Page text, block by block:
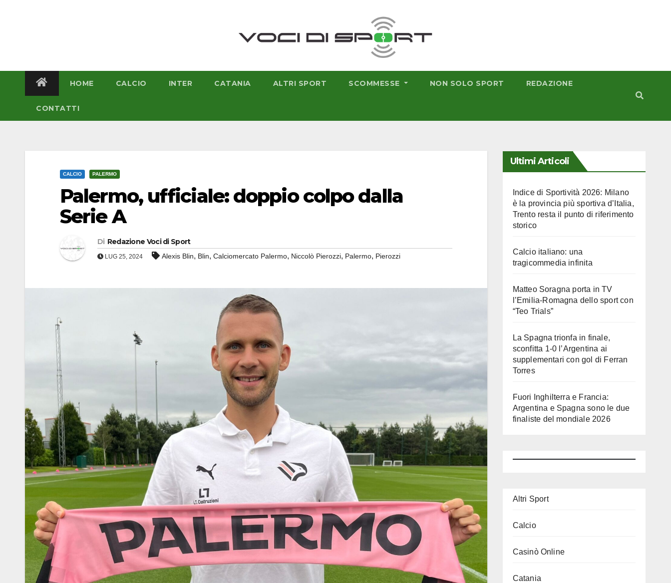
HOME CALCIO INTER CATANIA ALTRI SPORT SCOMMESSE NON SOLO SPORT REDAZIONE
CONTATTI
CALCIO PALERMO
Palermo, ufficiale: doppio colpo dalla
Serie A
Di Redazione Voci di Sport
LUG 25, 2024 Alexis Blin, Blin, Calciomercato Palermo, Niccolò Pierozzi, Palermo, Pierozzi
Ultimi Articoli
Indice di Sportività 2026: Milano
è la provincia più sportiva d’Italia,
Trento resta il punto di riferimento
storico
Calcio italiano: una
tragicommedia infinita
Matteo Soragna porta in TV
l’Emilia-Romagna dello sport con
“Teo Trials”
La Spagna trionfa in finale,
sconfitta 1-0 l’Argentina ai
supplementari con gol di Ferran
Torres
Fuori Inghilterra e Francia:
Argentina e Spagna sono le due
finaliste del mondiale 2026
Altri Sport
Calcio
Casinò Online
Catania